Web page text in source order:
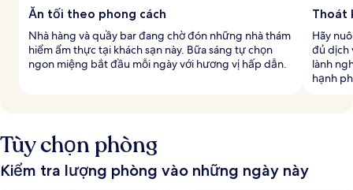
Ăn tối theo phong cách
Nhà hàng và quầy bar đang chờ đón những nhà thám
hiểm ẩm thực tại khách sạn này. Bữa sáng tự chọn
ngon miệng bắt đầu mỗi ngày với hương vị hấp dẫn.
Thoát
Hãy
đủ dịch
lành
hạnh
Tùy chọn phòng
Kiểm tra lượng phòng vào những ngày này